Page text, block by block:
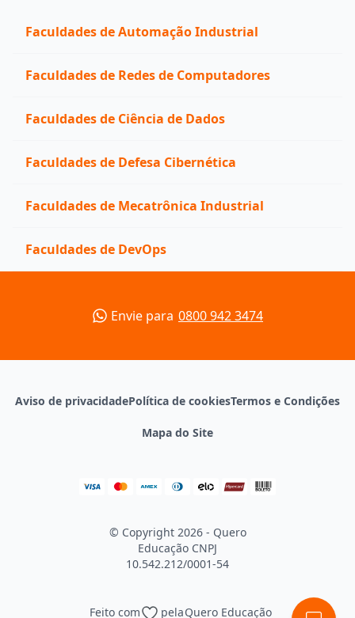
Faculdades de Automação Industrial
Faculdades de Redes de Computadores
Faculdades de Ciência de Dados
Faculdades de Defesa Cibernética
Faculdades de Mecatrônica Industrial
Faculdades de DevOps
Envie para 0800 942 3474
Aviso de privacidadePolítica de cookiesTermos e Condições
Mapa do Site
© Copyright 2026 - Quero
Educação CNPJ
10.542.212/0001-54
Feito com pelaQuero Educação